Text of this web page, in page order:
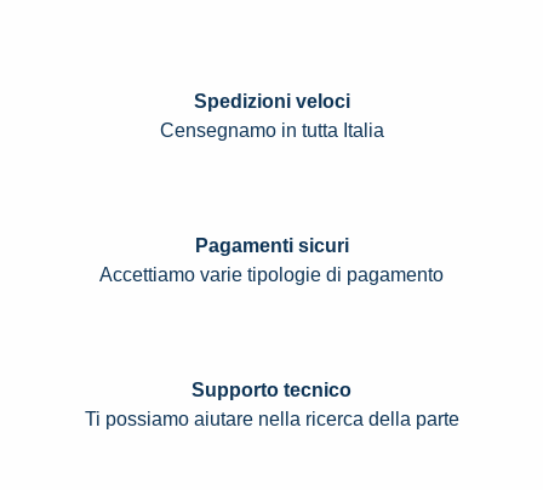
Spedizioni veloci
Censegnamo in tutta Italia
Pagamenti sicuri
Accettiamo varie tipologie di pagamento
Supporto tecnico
Ti possiamo aiutare nella ricerca della parte